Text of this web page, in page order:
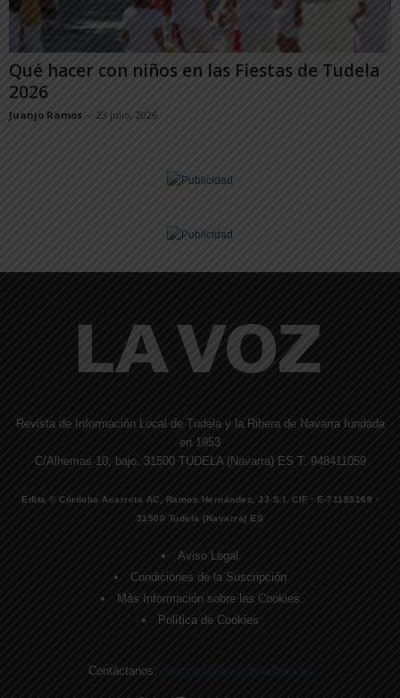
Qué hacer con niños en las Fiestas de Tudela
2026
Juanjo Ramos - 23 julio, 2026
Revista de Información Local de Tudela y la Ribera de Navarra fundada
en 1953
C/Alhemas 10, bajo. 31500 TUDELA (Navarra) ES T. 948411059
Edita © Córdoba Acarreta AC, Ramos Hernández, JJ S.I. CIF · E-71185169 ·
31500 Tudela (Navarra) ES
Aviso Legal
Condiciones de la Suscripción
Más Información sobre las Cookies
Política de Cookies
Contáctanos: direccion@lavozdelaribera.es